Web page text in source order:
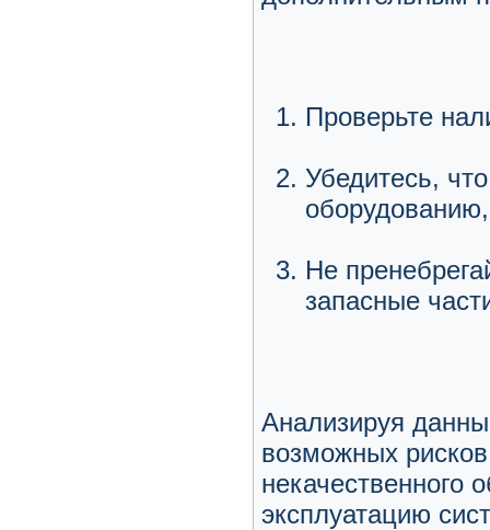
Проверьте
Убедитесь,
Не
запасные
Анализируя
возможных
некачественного
эксплуатацию